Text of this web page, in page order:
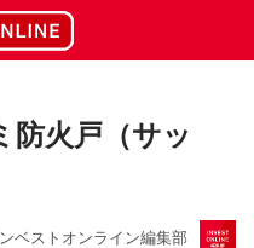
防火戸（サッ
ベストオンライン編集部